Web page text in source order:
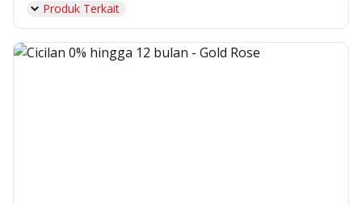
Produk Terkait